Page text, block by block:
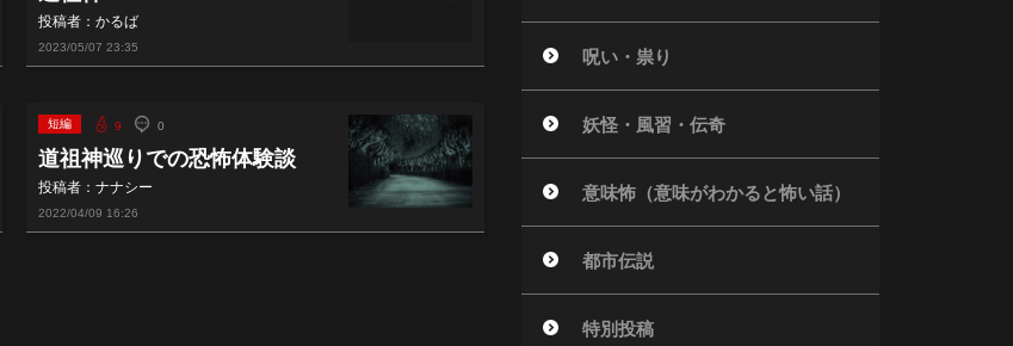
呪い・祟り
妖怪・風習・伝奇
意味怖（意味がわかると怖い話）
都市伝説
特別投稿
投稿者：かるば
2023/05/07 23:35
短編 9 0
道祖神巡りでの恐怖体験談
投稿者：ナナシー
2022/04/09 16:26